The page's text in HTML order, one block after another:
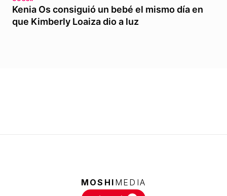
Kenia Os consiguió un bebé el mismo día en
que Kimberly Loaiza dio a luz
MOSHI MEDIA